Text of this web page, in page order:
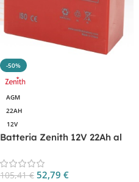
-50%
AGM
22AH
12V
Batteria Zenith 12V 22Ah al
ZGL120036
105,41€ 52,79 €